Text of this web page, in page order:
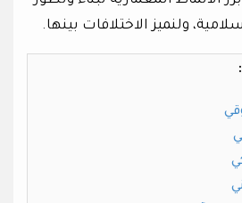
ولنميز الاختلافات بينها.